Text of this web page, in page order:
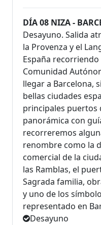
DÍA 08 NIZA -
Desayuno. Salida
la Provenza y el
España
Comunidad
llegar a Barcelona,
bellas ciudades
principales puertos
panorámica con
recorreremos
renombre como la
comercial de la
las Ramblas, el
Sagrada familia,
y uno de los
representado en
Desayuno